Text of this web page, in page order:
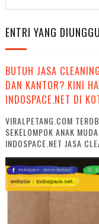
ENTRI YANG
BUTUH JASA
DAN KANTOR? KINI
INDOSPACE.NET DI
VIRALPETANG.COM
SEKELOMPOK ANAK
INDOSPACE.NET JASA